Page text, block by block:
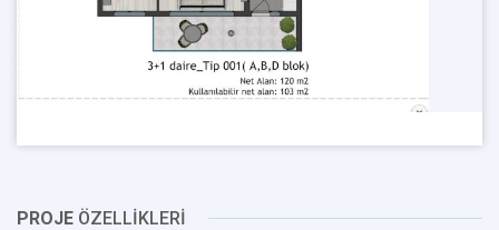
PROJE ÖZELLİKLERİ